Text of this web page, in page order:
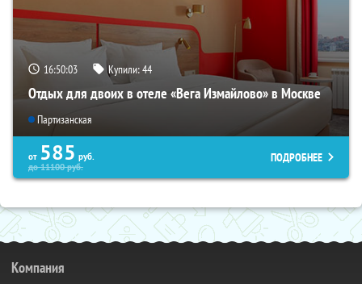
16:50:02 Купили:44
Отдых для двоих в отеле «Вега Измайлово» в Москве
Партизанская
от 585 руб.
до11100руб.
ПОДРОБНЕЕ
Компания